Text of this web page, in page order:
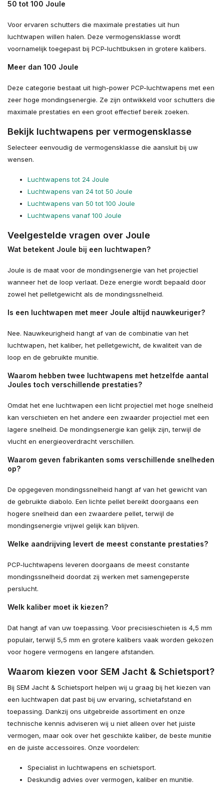
50 tot 100 Joule
Voor ervaren schutters die maximale prestaties uit hun
luchtwapen willen halen. Deze vermogensklasse wordt
voornamelijk toegepast bij PCP-luchtbuksen in grotere kalibers.
Meer dan 100 Joule
Deze categorie bestaat uit high-power PCP-luchtwapens met een
zeer hoge mondingsenergie. Ze zijn ontwikkeld voor schutters die
maximale prestaties en een groot effectief bereik zoeken.
Bekijk luchtwapens per vermogensklasse
Selecteer eenvoudig de vermogensklasse die aansluit bij uw
wensen.
Luchtwapens tot 24 Joule
Luchtwapens van 24 tot 50 Joule
Luchtwapens van 50 tot 100 Joule
Luchtwapens vanaf 100 Joule
Veelgestelde vragen over Joule
Wat betekent Joule bij een luchtwapen?
Joule is de maat voor de mondingsenergie van het projectiel
wanneer het de loop verlaat. Deze energie wordt bepaald door
zowel het pelletgewicht als de mondingssnelheid.
Is een luchtwapen met meer Joule altijd nauwkeuriger?
Nee. Nauwkeurigheid hangt af van de combinatie van het
luchtwapen, het kaliber, het pelletgewicht, de kwaliteit van de
loop en de gebruikte munitie.
Waarom hebben twee luchtwapens met hetzelfde aantal
Joules toch verschillende prestaties?
Omdat het ene luchtwapen een licht projectiel met hoge snelheid
kan verschieten en het andere een zwaarder projectiel met een
lagere snelheid. De mondingsenergie kan gelijk zijn, terwijl de
vlucht en energieoverdracht verschillen.
Waarom geven fabrikanten soms verschillende snelheden
op?
De opgegeven mondingssnelheid hangt af van het gewicht van
de gebruikte diabolo. Een lichte pellet bereikt doorgaans een
hogere snelheid dan een zwaardere pellet, terwijl de
mondingsenergie vrijwel gelijk kan blijven.
Welke aandrijving levert de meest constante prestaties?
PCP-luchtwapens leveren doorgaans de meest constante
mondingssnelheid doordat zij werken met samengeperste
perslucht.
Welk kaliber moet ik kiezen?
Dat hangt af van uw toepassing. Voor precisieschieten is 4,5 mm
populair, terwijl 5,5 mm en grotere kalibers vaak worden gekozen
voor hogere vermogens en langere afstanden.
Waarom kiezen voor SEM Jacht & Schietsport?
Bij SEM Jacht & Schietsport helpen wij u graag bij het kiezen van
een luchtwapen dat past bij uw ervaring, schietafstand en
toepassing. Dankzij ons uitgebreide assortiment en onze
technische kennis adviseren wij u niet alleen over het juiste
vermogen, maar ook over het geschikte kaliber, de beste munitie
en de juiste accessoires. Onze voordelen:
Specialist in luchtwapens en schietsport.
Deskundig advies over vermogen, kaliber en munitie.